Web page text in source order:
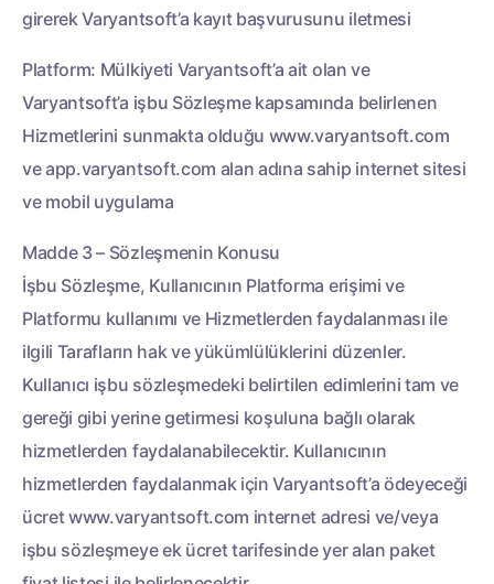
girerek Varyantsoft’a kayıt başvurusunu iletmesi
Platform: Mülkiyeti Varyantsoft’a ait olan ve
Varyantsoft’a işbu Sözleşme kapsamında belirlenen
Hizmetlerini sunmakta olduğu www.varyantsoft.com
ve app.varyantsoft.com alan adına sahip internet sitesi
ve mobil uygulama
Madde 3 – Sözleşmenin Konusu
İşbu Sözleşme, Kullanıcının Platforma erişimi ve
Platformu kullanımı ve Hizmetlerden faydalanması ile
ilgili Tarafların hak ve yükümlülüklerini düzenler.
Kullanıcı işbu sözleşmedeki belirtilen edimlerini tam ve
gereği gibi yerine getirmesi koşuluna bağlı olarak
hizmetlerden faydalanabilecektir. Kullanıcının
hizmetlerden faydalanmak için Varyantsoft’a ödeyeceği
ücret www.varyantsoft.com internet adresi ve/veya
işbu sözleşmeye ek ücret tarifesinde yer alan paket